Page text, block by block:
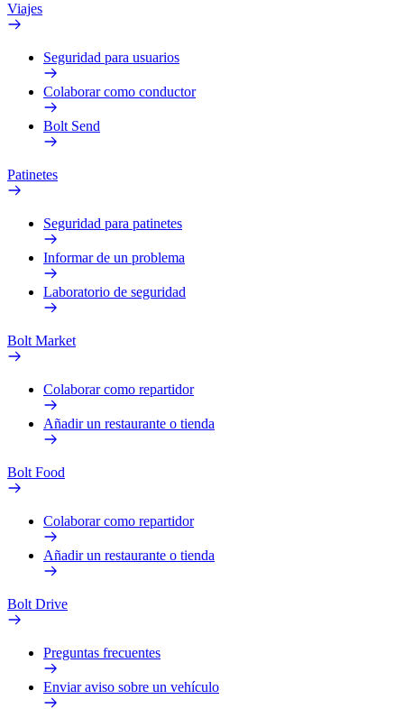
Viajes
Seguridad para usuarios
Colaborar como conductor
Bolt Send
Patinetes
Seguridad para patinetes
Informar de un problema
Laboratorio de seguridad
Bolt Market
Colaborar como repartidor
Añadir un restaurante o tienda
Bolt Food
Colaborar como repartidor
Añadir un restaurante o tienda
Bolt Drive
Preguntas frecuentes
Enviar aviso sobre un vehículo